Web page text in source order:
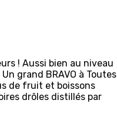
! Aussi bien au niveau
grand BRAVO à Toutes
de fruit et boissons
drôles distillés par